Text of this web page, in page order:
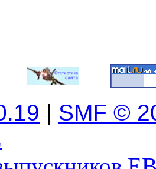
| SMF ©